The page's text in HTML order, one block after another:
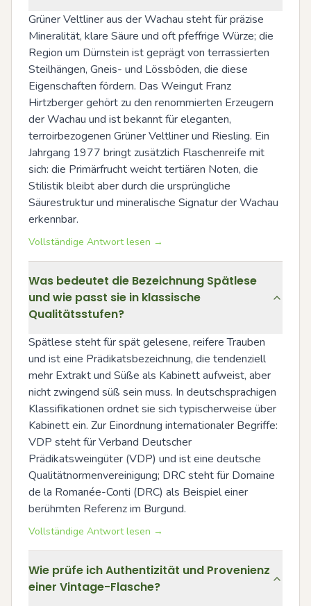
Grüner Veltliner aus der Wachau steht für präzise
Mineralität, klare Säure und oft pfeffrige Würze; die
Region um Dürnstein ist geprägt von terrassierten
Steilhängen, Gneis- und Lössböden, die diese
Eigenschaften fördern. Das Weingut Franz
Hirtzberger gehört zu den renommierten Erzeugern
der Wachau und ist bekannt für eleganten,
terroirbezogenen Grüner Veltliner und Riesling. Ein
Jahrgang 1977 bringt zusätzlich Flaschenreife mit
sich: die Primärfrucht weicht tertiären Noten, die
Stilistik bleibt aber durch die ursprüngliche
Säurestruktur und mineralische Signatur der Wachau
erkennbar.
Vollständige Antwort lesen →
Was bedeutet die Bezeichnung Spätlese
und wie passt sie in klassische
Qualitätsstufen?
Spätlese steht für spät gelesene, reifere Trauben
und ist eine Prädikatsbezeichnung, die tendenziell
mehr Extrakt und Süße als Kabinett aufweist, aber
nicht zwingend süß sein muss. In deutschsprachigen
Klassifikationen ordnet sie sich typischerweise über
Kabinett ein. Zur Einordnung internationaler Begriffe:
VDP steht für Verband Deutscher
Prädikatsweingüter (VDP) und ist eine deutsche
Qualitätnormenvereinigung; DRC steht für Domaine
de la Romanée-Conti (DRC) als Beispiel einer
berühmten Referenz im Burgund.
Vollständige Antwort lesen →
Wie prüfe ich Authentizität und Provenienz
einer Vintage-Flasche?